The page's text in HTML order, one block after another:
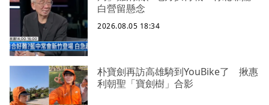
白營留懸念
2026.08.05 18:34
朴寶劍再訪高雄騎到YouBike了 揪惠
利朝聖「寶劍樹」合影